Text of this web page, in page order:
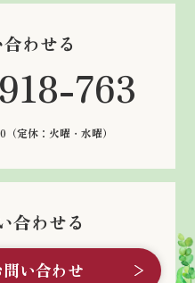
わせる
763
（定休：火曜・水曜）
合わせる
い合わせ